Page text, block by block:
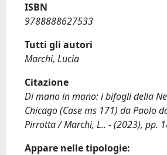
ISBN
9788888627533
Tutti gli autori
Marchi, Lucia
Citazione
Di mano in mano: i bifogli della
Chicago (Case ms 171) da Paolo
Pirrotta / Marchi, L.. - (2023), pp.
Appare nelle tipologie: